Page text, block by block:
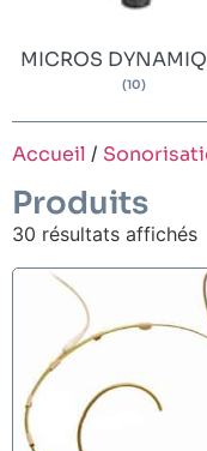
MICROS
(10)
Accueil /
Produits
30 résultats affichés